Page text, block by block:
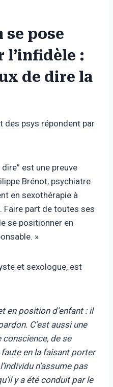
se pose
l’infidèle :
de dire la
des psys répondent par
est une preuve
Brénot, psychiatre
en sexothérapie à
Faire part de toutes ses
se positionner en
»
et sexologue, est
en position d’enfant : il
C’est aussi une
conscience, de se
en la faisant porter
n’assume pas
y a été conduit par le